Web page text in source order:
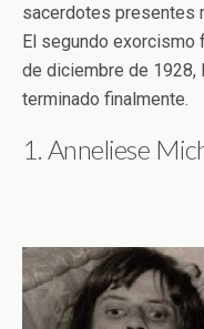
sacerdotes presentes
El segundo exorcismo
de diciembre de 1928,
terminado finalmente.
1. Anneliese